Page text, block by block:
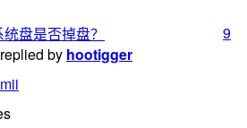
盘是否掉盘？
by hootigger
9